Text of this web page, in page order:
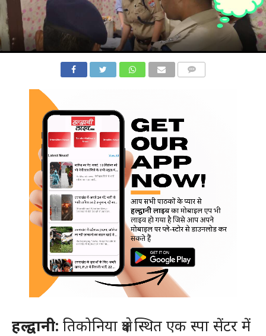
हल्द्वानी: तिकोनिया क्षेत्र स्थित एक स्पा सेंटर में